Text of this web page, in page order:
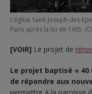
L’église Saint-Joseph-des-
Paris après la loi de 1905.
[VOIR] Le projet de
Le projet baptisé «
de répondre aux